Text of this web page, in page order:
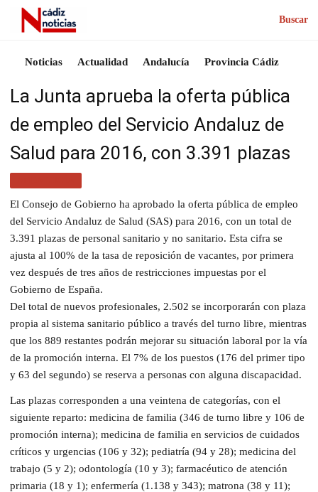
Buscar
Noticias Actualidad Andalucía Provincia Cádiz
La Junta aprueba la oferta pública
de empleo del Servicio Andaluz de
Salud para 2016, con 3.391 plazas
El Consejo de Gobierno ha aprobado la oferta pública de empleo
del Servicio Andaluz de Salud (SAS) para 2016, con un total de
3.391 plazas de personal sanitario y no sanitario. Esta cifra se
ajusta al 100% de la tasa de reposición de vacantes, por primera
vez después de tres años de restricciones impuestas por el
Gobierno de España.
Del total de nuevos profesionales, 2.502 se incorporarán con plaza
propia al sistema sanitario público a través del turno libre, mientras
que los 889 restantes podrán mejorar su situación laboral por la vía
de la promoción interna. El 7% de los puestos (176 del primer tipo
y 63 del segundo) se reserva a personas con alguna discapacidad.
Las plazas corresponden a una veintena de categorías, con el
siguiente reparto: medicina de familia (346 de turno libre y 106 de
promoción interna); medicina de familia en servicios de cuidados
críticos y urgencias (106 y 32); pediatría (94 y 28); medicina del
trabajo (5 y 2); odontología (10 y 3); farmacéutico de atención
primaria (18 y 1); enfermería (1.138 y 343); matrona (38 y 11);